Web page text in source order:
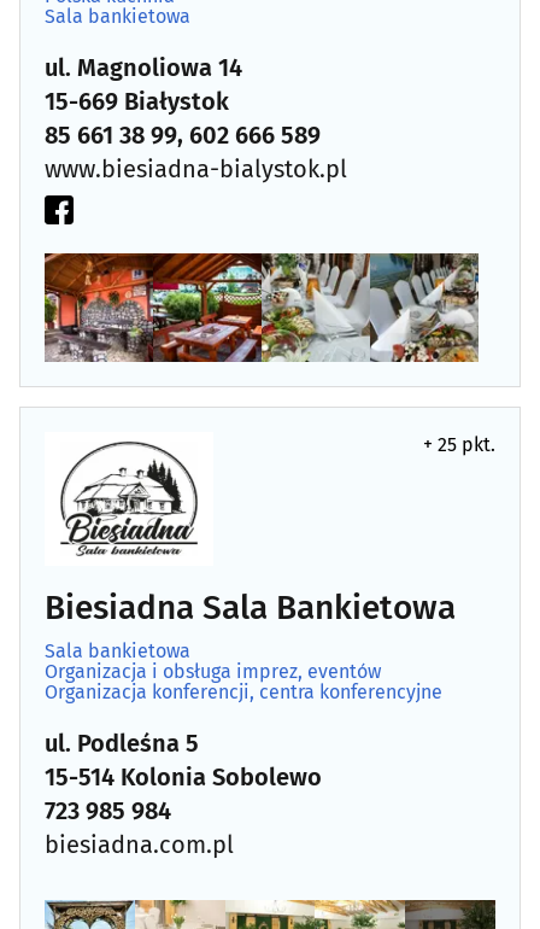
Salon VR(1)
Sporty motorowe(0)
Strzelnica(0)
Warsztaty kulinarne
Zespół muzyczny(0)
Sala bankietowa
ul. Magnoliowa 14
15-669 Białystok
85 661 38 99, 602 666 589
www.biesiadna-bialystok.pl
+ 25 pkt.
Biesiadna Sala Bankietowa
Sala bankietowa
Organizacja i obsługa imprez, eventów
Organizacja konferencji, centra konferencyjne
ul. Podleśna 5
15-514 Kolonia Sobolewo
723 985 984
biesiadna.com.pl